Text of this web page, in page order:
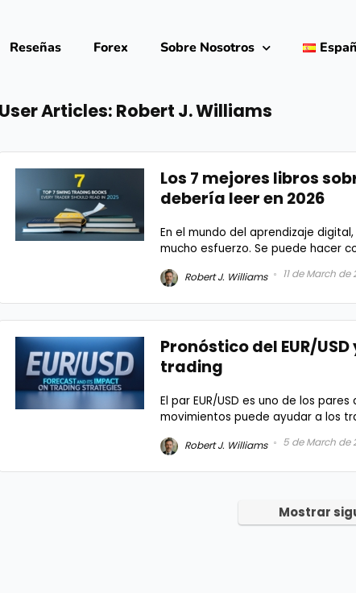
Reseñas Forex Sobre Nosotros​
User Articles: Robert J. Williams
Los 7 mejores libros
debería leer en 2026
En el mundo del aprendizaje
mucho esfuerzo. Se puede hacer
Robert J. Williams 11 de March de
Pronóstico del EUR/
trading
El par EUR/USD es uno de los
movimientos puede ayudar a los
Robert J. Williams 5 de March de
Mostrar